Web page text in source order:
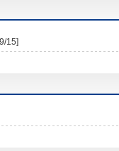
15]